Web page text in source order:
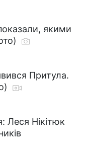
якими
Притула.
Леся Нікітюк